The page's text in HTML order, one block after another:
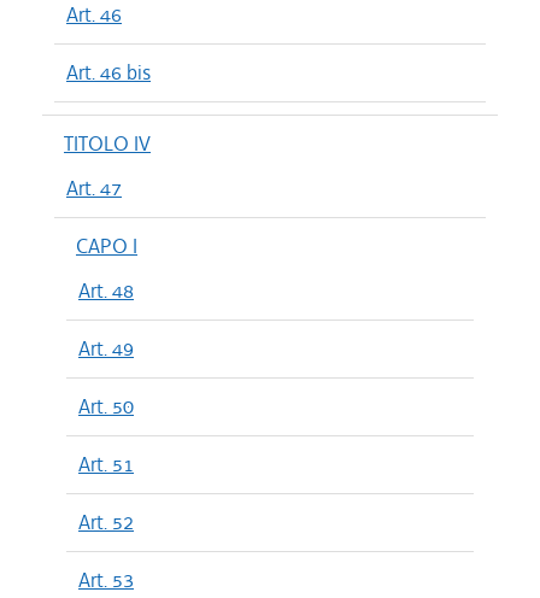
Art. 46
Art. 46 bis
TITOLO IV
Art. 47
CAPO I
Art. 48
Art. 49
Art. 50
Art. 51
Art. 52
Art. 53